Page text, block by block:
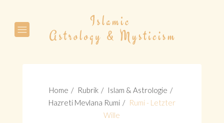
Home Rubrik
Islam & Astrologie
Hazreti Mevlana Rumi
Rumi - Letzter
Wille